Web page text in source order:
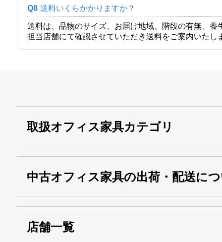
Q8 送料いくらかかりますか？
送料は、品物のサイズ、お届け地域、階段の有無、
担当店舗にて確認させていただき送料をご案内いたし
取扱オフィス家具カテゴリ
中古オフィス家具の出荷・配送に
店舗一覧